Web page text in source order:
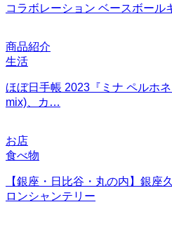
コラボレーション ベースボール
商品紹介
生活
ほぼ日手帳 2023『ミナ ペルホ
mix)、カ…
お店
食べ物
【銀座・日比谷・丸の内】銀座
ロンシャンテリー